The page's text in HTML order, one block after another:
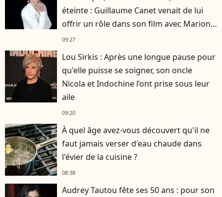
éteinte : Guillaume Canet venait de lui
offrir un rôle dans son film avec Marion
Cotillard
09:27
Lou Sirkis : Après une longue pause pour
qu'elle puisse se soigner, son oncle
Nicola et Indochine l’ont prise sous leur
aile
09:20
À quel âge avez-vous découvert qu'il ne
faut jamais verser d'eau chaude dans
l'évier de la cuisine ?
08:38
Audrey Tautou fête ses 50 ans : pour son